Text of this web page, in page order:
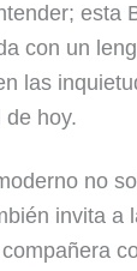
esta
con un
las
de hoy.
no
invita a